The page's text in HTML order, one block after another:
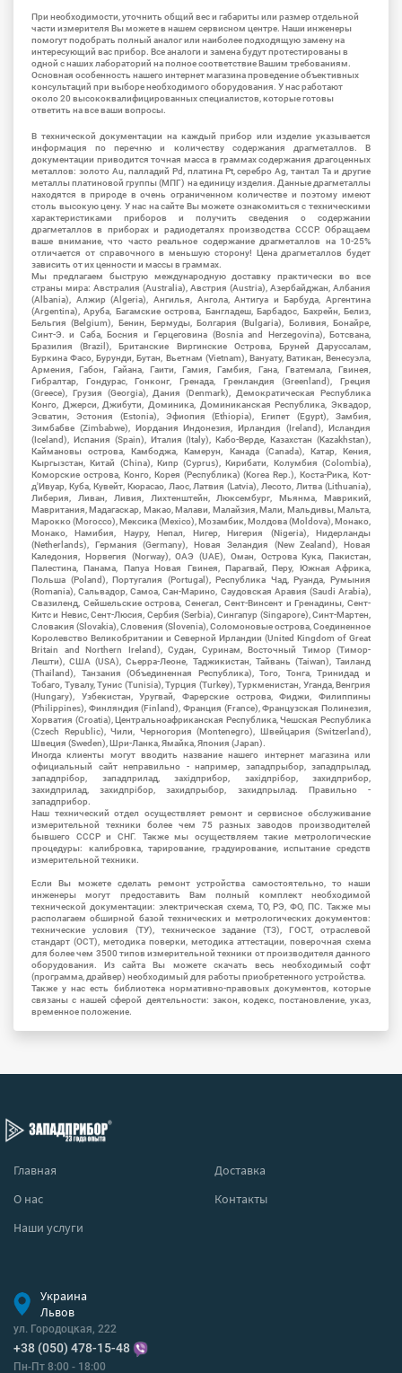
При необходимости, уточнить общий вес и габариты или размер отдельной
части измерителя Вы можете в нашем сервисном центре. Наши инженеры
помогут подобрать полный аналог или наиболее подходящую замену на
интересующий вас прибор. Все аналоги и замена будут протестированы в
одной с наших лабораторий на полное соответствие Вашим требованиям.
Основная особенность нашего интернет магазина проведение объективных
консультаций при выборе необходимого оборудования. У нас работают
около 20 высококвалифицированных специалистов, которые готовы
ответить на все ваши вопросы.
В технической документации на каждый прибор или изделие указывается
информация по перечню и количеству содержания драгметаллов. В
документации приводится точная масса в граммах содержания драгоценных
металлов: золото Au, палладий Pd, платина Pt, серебро Ag, тантал Ta и другие
металлы платиновой группы (МПГ) на единицу изделия. Данные драгметаллы
находятся в природе в очень ограниченном количестве и поэтому имеют
столь высокую цену. У нас на сайте Вы можете ознакомиться с техническими
характеристиками приборов и получить сведения о содержании
драгметаллов в приборах и радиодеталях производства СССР. Обращаем
ваше внимание, что часто реальное содержание драгметаллов на 10-25%
отличается от справочного в меньшую сторону! Цена драгметаллов будет
зависить от их ценности и массы в граммах.
Мы предлагаем быструю международную доставку практически во все
страны мира: Австралия (Australia), Австрия (Austria), Азербайджан, Албания
(Albania), Алжир (Algeria), Ангилья, Ангола, Антигуа и Барбуда, Аргентина
(Argentina), Аруба, Багамские острова, Бангладеш, Барбадос, Бахрейн, Белиз,
Бельгия (Belgium), Бенин, Бермуды, Болгария (Bulgaria), Боливия, Бонайре,
Синт-Э. и Саба, Босния и Герцеговина (Bosnia and Herzegovina), Ботсвана,
Бразилия (Brazil), Британские Виргинские Острова, Бруней Даруссалам,
Буркина Фасо, Бурунди, Бутан, Вьетнам (Vietnam), Вануату, Ватикан, Венесуэла,
Армения, Габон, Гайана, Гаити, Гамия, Гамбия, Гана, Гватемала, Гвинея,
Гибралтар, Гондурас, Гонконг, Гренада, Гренландия (Greenland), Греция
(Greece), Грузия (Georgia), Дания (Denmark), Демократическая Республика
Конго, Джерси, Джибути, Доминика, Доминиканская Республика, Эквадор,
Эсватин, Эстония (Estonia), Эфиопия (Ethiopia), Египет (Egypt), Замбия,
Зимбабве (Zimbabwe), Иордания Индонезия, Ирландия (Ireland), Исландия
(Iceland), Испания (Spain), Италия (Italy), Кабо-Верде, Казахстан (Kazakhstan),
Каймановы острова, Камбоджа, Камерун, Канада (Canada), Катар, Кения,
Кыргызстан, Китай (China), Кипр (Cyprus), Кирибати, Колумбия (Colombia),
Коморские острова, Конго, Корея (Республика) (Korea Rep.), Коста-Рика, Кот-
д'Ивуар, Куба, Кувейт, Кюрасао, Лаос, Латвия (Latvia), Лесото, Литва (Lithuania),
Либерия, Ливан, Ливия, Лихтенштейн, Люксембург, Мьянма, Маврикий,
Мавритания, Мадагаскар, Макао, Малави, Малайзия, Мали, Мальдивы, Мальта,
Марокко (Morocco), Мексика (Mexico), Мозамбик, Молдова (Moldova), Монако,
Монако, Намибия, Науру, Непал, Нигер, Нигерия (Nigeria), Нидерланды
(Netherlands), Германия (Germany), Новая Зеландия (New Zealand), Новая
Каледония, Норвегия (Norway), ОАЭ (UAE), Оман, Острова Кука, Пакистан,
Палестина, Панама, Папуа Новая Гвинея, Парагвай, Перу, Южная Африка,
Польша (Poland), Португалия (Portugal), Республика Чад, Руанда, Румыния
(Romania), Сальвадор, Самоа, Сан-Марино, Саудовская Аравия (Saudi Arabia),
Свазиленд, Сейшельские острова, Сенегал, Сент-Винсент и Гренадины, Сент-
Китс и Невис, Сент-Люсия, Сербия (Serbia), Сингапур (Singapore), Синт-Мартен,
Словакия (Slovakia), Словения (Slovenia), Соломоновые острова, Соединенное
Королевство Великобритании и Северной Ирландии (United Kingdom of Great
Britain and Northern Ireland), Судан, Суринам, Восточный Тимор (Тимор-
Лешти), США (USA), Сьерра-Леоне, Таджикистан, Тайвань (Taiwan), Таиланд
(Thailand), Танзания (Объединенная Республика), Того, Тонга, Тринидад и
Тобаго, Тувалу, Тунис (Tunisia), Турция (Turkey), Туркменистан, Уганда, Венгрия
(Hungary), Узбекистан, Уругвай, Фарерские острова, Фиджи, Филиппины
(Philippines), Финляндия (Finland), Франция (France), Французская Полинезия,
Хорватия (Croatia), Центральноафриканская Республика, Чешская Республика
(Czech Republic), Чили, Черногория (Montenegro), Швейцария (Switzerland),
Швеция (Sweden), Шри-Ланка, Ямайка, Япония (Japan).
Иногда клиенты могут вводить название нашего интернет магазина или
официальный сайт неправильно - например, западпрыбор, западпрылад,
западпрібор, западприлад, західприбор, західпрібор, захидприбор,
захидприлад, захидпрібор, захидпрыбор, захидпрылад. Правильно -
западприбор.
Наш технический отдел осуществляет ремонт и сервисное обслуживание
измерительной техники более чем 75 разных заводов производителей
бывшего СССР и СНГ. Также мы осуществляем такие метрологические
процедуры: калибровка, тарирование, градуирование, испытание средств
измерительной техники.
Если Вы можете сделать ремонт устройства самостоятельно, то наши
инженеры могут предоставить Вам полный комплект необходимой
технической документации: электрическая схема, ТО, РЭ, ФО, ПС. Также мы
располагаем обширной базой технических и метрологических документов:
технические условия (ТУ), техническое задание (ТЗ), ГОСТ, отраслевой
стандарт (ОСТ), методика поверки, методика аттестации, поверочная схема
для более чем 3500 типов измерительной техники от производителя данного
оборудования. Из сайта Вы можете скачать весь необходимый софт
(программа, драйвер) необходимый для работы приобретенного устройства.
Также у нас есть библиотека нормативно-правовых документов, которые
связаны с нашей сферой деятельности: закон, кодекс, постановление, указ,
временное положение.
Главная
Доставка
О нас
Контакты
Наши услуги
Украина
Львов
ул. Городоцкая, 222
+38 (050) 478-15-48
Пн-Пт 8:00 - 18:00